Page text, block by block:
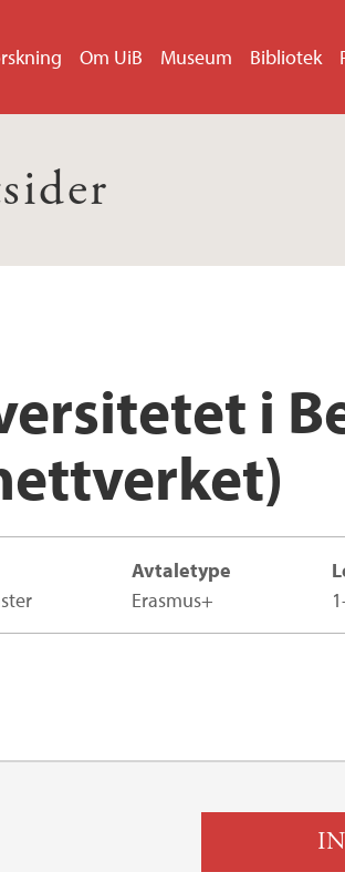
Om UiB Museum Bibliotek
i
Avtaletype
Erasmus+